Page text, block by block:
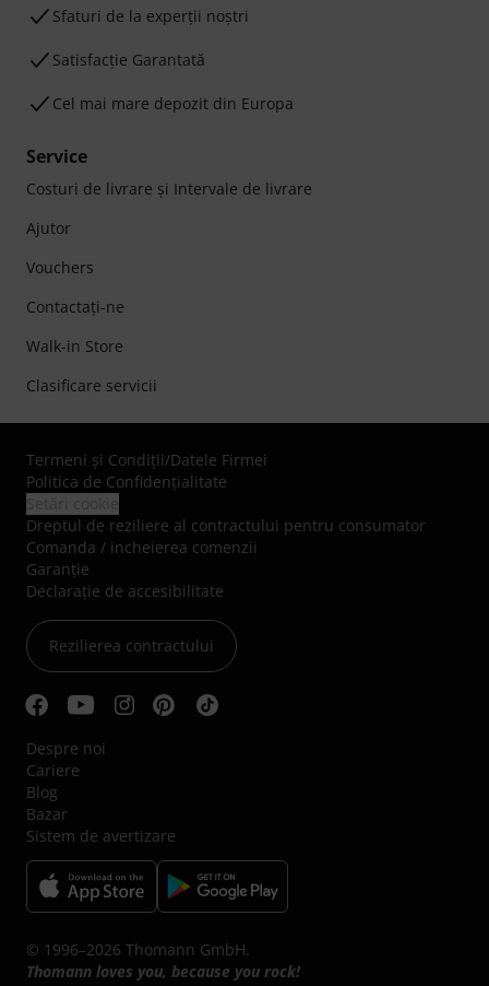
Sfaturi de la experții noștri
Satisfacție Garantată
Cel mai mare depozit din Europa
Service
Costuri de livrare şi Intervale de livrare
Ajutor
Vouchers
Contactaţi-ne
Walk-in Store
Clasificare servicii
Termeni şi Condiţii/Datele Firmei
Politica de Confidenţialitate
Dreptul de reziliere al contractului pentru consumator
Comanda / incheierea comenzii
Garanție
Declarație de accesibilitate
Rezilierea contractului
Despre noi
Cariere
Blog
Bazar
Sistem de avertizare
© 1996–2026 Thomann GmbH.
Thomann loves you, because you rock!